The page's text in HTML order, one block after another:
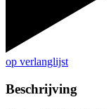
op verlanglijst
Beschrijving